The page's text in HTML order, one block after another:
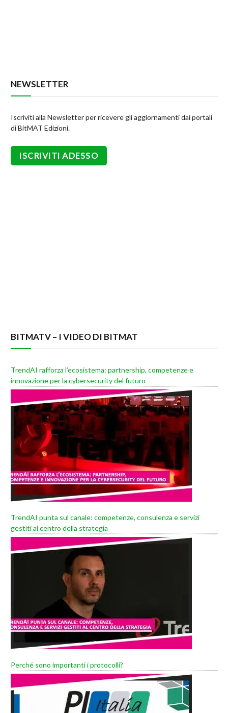
NEWSLETTER
Iscriviti alla Newsletter per ricevere gli aggiornamenti dai portali
di BitMAT Edizioni.
BITMATV – I VIDEO DI BITMAT
TrendAI rafforza l’ecosistema: partnership, competenze e
innovazione per la cybersecurity del futuro
TrendAI punta sul canale: competenze, consulenza e servizi
gestiti al centro della strategia
Perché sono importanti i protocolli?